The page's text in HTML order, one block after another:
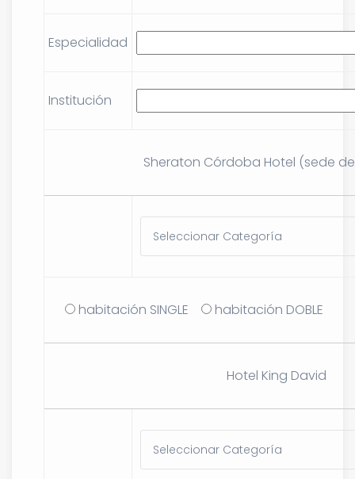
Especialidad
Institución
Sheraton Córdoba Hotel (sede
habitación SINGLE habitación DOBLE
Hotel King David